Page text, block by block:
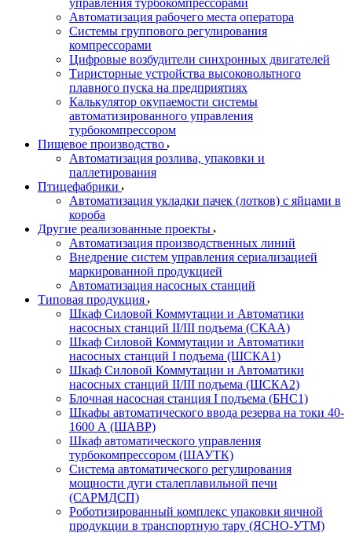
управления турбокомпрессорами
Автоматизация рабочего места оператора
Системы группового регулирования
компрессорами
Цифровые возбудители синхронных двигателей
Тиристорные устройства высоковольтного
плавного пуска на предприятиях
Калькулятор окупаемости системы
автоматизированного управления
турбокомпрессором
Пищевое производство
Автоматизация розлива, упаковки и
паллетирования
Птицефабрики
Автоматизация укладки пачек (лотков) с яйцами в
короба
Другие реализованные проекты
Автоматизация производственных линий
Внедрение систем управления сериализацией
маркированной продукцией
Автоматизация насосных станций
Типовая продукция
Шкаф Силовой Коммутации и Автоматики
насосных станций II/III подъема (СКАА)
Шкаф Силовой Коммутации и Автоматики
насосных станций I подъема (ШСКА1)
Шкаф Силовой Коммутации и Автоматики
насосных станций II/III подъема (ШСКА2)
Блочная насосная станция I подъема (БНС1)
Шкафы автоматического ввода резерва на токи 40-
1600 А (ШАВР)
Шкаф автоматического управления
турбокомпрессором (ШАУТК)
Система автоматического регулирования
мощности дуги сталеплавильной печи
(САРМДСП)
Роботизированный комплекс упаковки яичной
продукции в транспортную тару (ЯСНО-УТМ)